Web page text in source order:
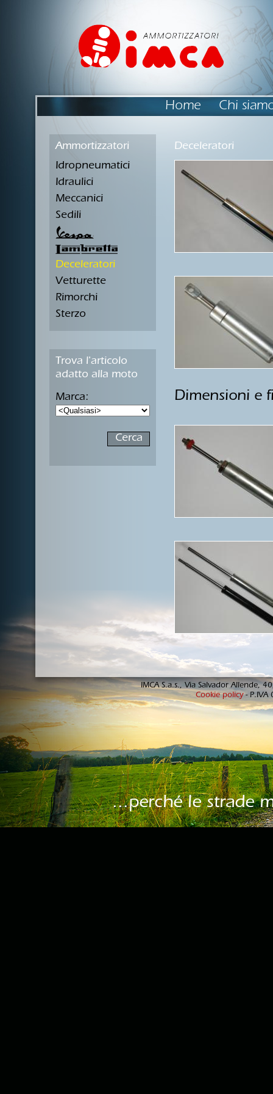
Home Chi
Ammortizzatori
Idropneumatici
Idraulici
Meccanici
Sedili
Deceleratori
Vetturette
Rimorchi
Sterzo
Trova l'articolo
adatto alla moto
Marca:
Deceleratori
Dimensioni e
IMCA S.a.s., Via Salvador Allende,
Cookie policy- P.IVA
...perché le strade